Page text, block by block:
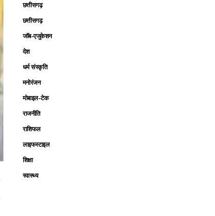
छत्तीसगढ़
छत्तीसगढ़
जॉब-एजुकेशन
देश
धर्म संस्कृति
मनोरंजन
मोबाइल-टेक
राजनीति
राशिफल
लाइफस्टाइल
शिक्षा
स्वास्थ्य